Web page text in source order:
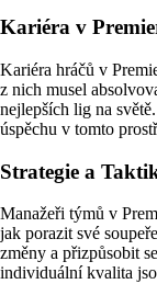
Kariéra v
Kariéra hráčů v
z nich musel
nejlepších lig na
úspěchu v tomto
Strategie a
Manažeři týmů v
jak porazit své
změny a přizpůsobit
individuální kvalita